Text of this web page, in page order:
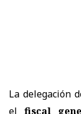
La delegación
el fiscal